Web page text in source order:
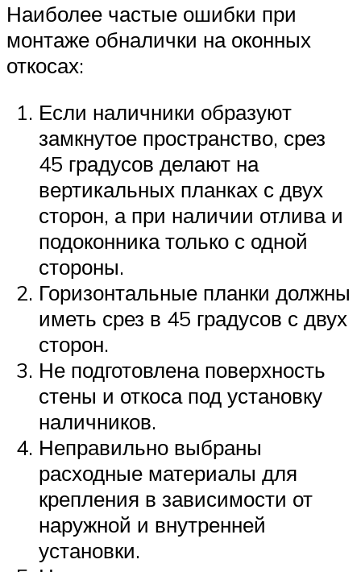
Наиболее частые ошибки при
монтаже обналички на оконных
откосах:
Если наличники образуют
замкнутое пространство, срез
45 градусов делают на
вертикальных планках с двух
сторон, а при наличии отлива и
подоконника только с одной
стороны.
Горизонтальные планки должны
иметь срез в 45 градусов с двух
сторон.
Не подготовлена поверхность
стены и откоса под установку
наличников.
Неправильно выбраны
расходные материалы для
крепления в зависимости от
наружной и внутренней
установки.